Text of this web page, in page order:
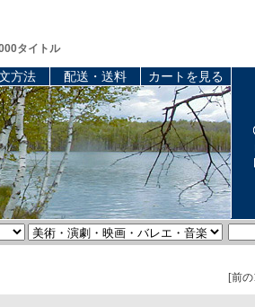
タイトル
方法 配送・送料 カートを見る
[前の